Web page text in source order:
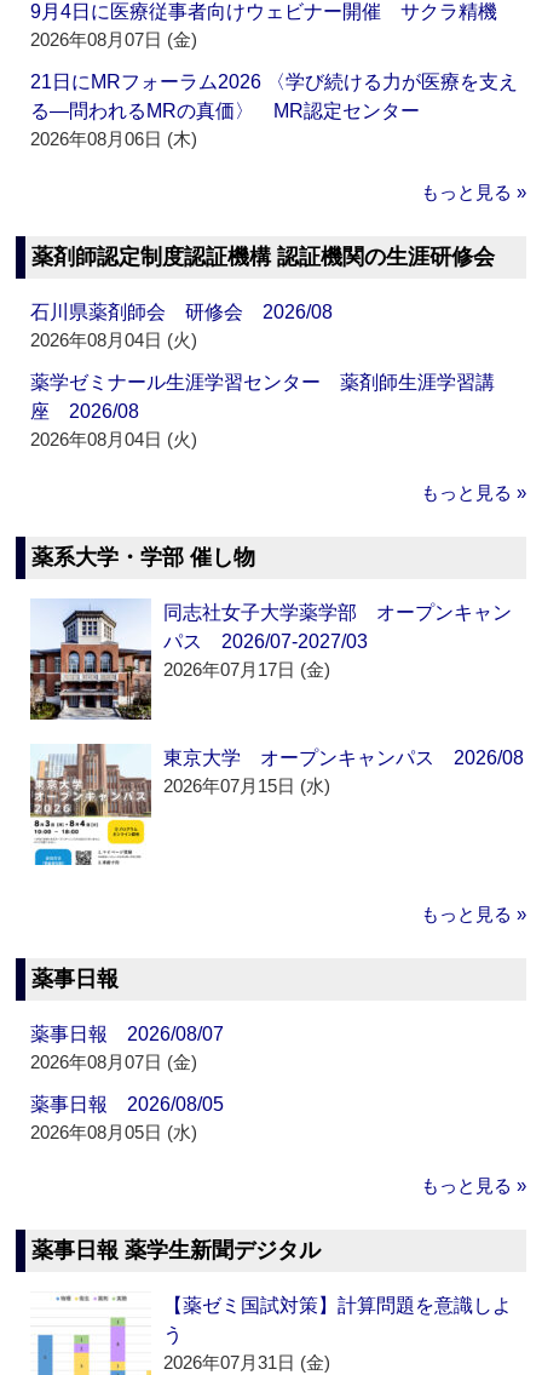
9月4日に医療従事者向けウェビナー開催 サクラ精機
2026年08月07日 (金)
21日にMRフォーラム2026 〈学び続ける力が医療を支え
る―問われるMRの真価〉 MR認定センター
2026年08月06日 (木)
もっと見る »
薬剤師認定制度認証機構 認証機関の生涯研修会
石川県薬剤師会 研修会 2026/08
2026年08月04日 (火)
薬学ゼミナール生涯学習センター 薬剤師生涯学習講
座 2026/08
2026年08月04日 (火)
もっと見る »
薬系大学・学部 催し物
同志社女子大学薬学部 オープンキャン
パス 2026/07-2027/03
2026年07月17日 (金)
東京大学 オープンキャンパス 2026/08
2026年07月15日 (水)
もっと見る »
薬事日報
薬事日報 2026/08/07
2026年08月07日 (金)
薬事日報 2026/08/05
2026年08月05日 (水)
もっと見る »
薬事日報 薬学生新聞デジタル
【薬ゼミ国試対策】計算問題を意識しよ
う
2026年07月31日 (金)